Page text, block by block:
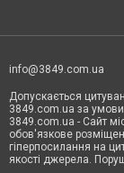
info@3849.com.ua
Допускається
3849.com.ua за
3849.com.ua - Сайт
обов'язкове
гіперпосилання на
якості джерела.